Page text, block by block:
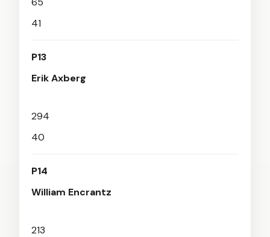
41
P13
Erik Axberg
294
40
P14
William Encrantz
213